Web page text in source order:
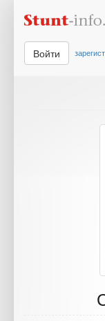
Войти